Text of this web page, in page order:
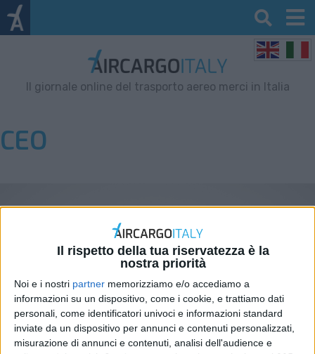
Il rispetto della tua riservatezza è la
nostra priorità
Noi e i nostri partner memorizziamo e/o accediamo a
informazioni su un dispositivo, come i cookie, e trattiamo dati
personali, come identificatori univoci e informazioni standard
inviate da un dispositivo per annunci e contenuti personalizzati,
misurazione di annunci e contenuti, analisi dell'audience e
Il giornale online del trasporto aereo merci in Italia
CEO